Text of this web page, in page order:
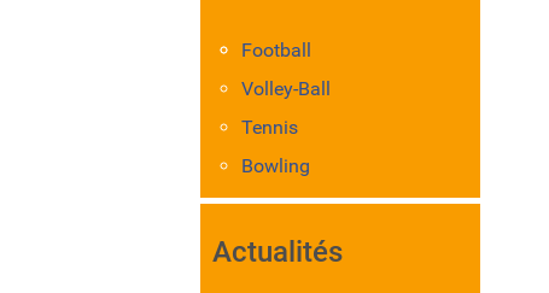
Football
Volley-Ball
Tennis
Bowling
Actualités